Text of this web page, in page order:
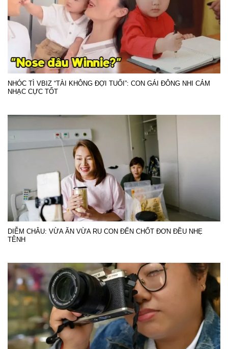
NHÓC TÌ VBIZ “TÀI KHÔNG ĐỢI TUỔI”: CON GÁI ĐÔNG NHI CẢM
NHẠC CỰC TỐT
DIỄM CHÂU: VỪA ĂN VỪA RU CON ĐẾN CHỐT ĐƠN ĐỀU NHẸ
TÊNH